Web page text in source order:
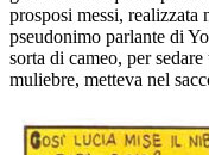
prosposi messi, realizzata
pseudonimo parlante di
sorta di cameo, per
muliebre, metteva nel